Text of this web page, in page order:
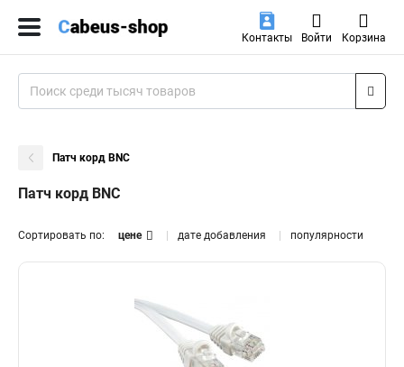
Контакты Войти Корзина
Патч корд BNC
Патч корд BNC
Сортировать по: цене дате добавления популярности